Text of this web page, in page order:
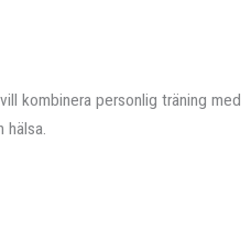
kombinera personlig träning med
hälsa.